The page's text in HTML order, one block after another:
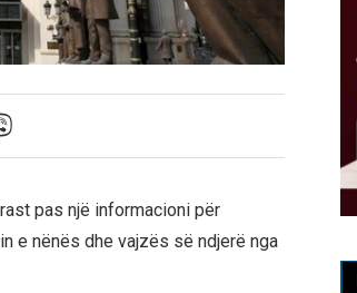
pas një informacioni për
e nënës dhe vajzës së ndjerë nga